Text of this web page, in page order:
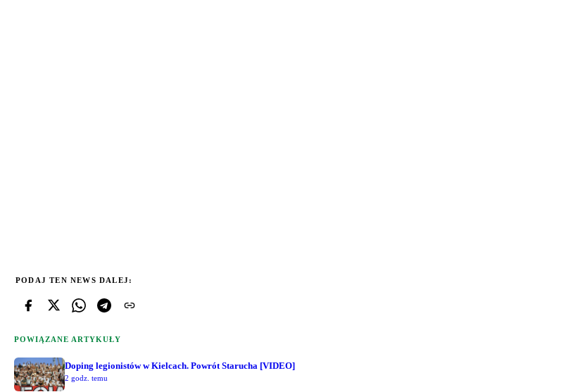
PODAJ TEN NEWS DALEJ:
POWIĄZANE ARTYKUŁY
Doping legionistów w Kielcach. Powrót Starucha [VIDEO]
2 godz. temu